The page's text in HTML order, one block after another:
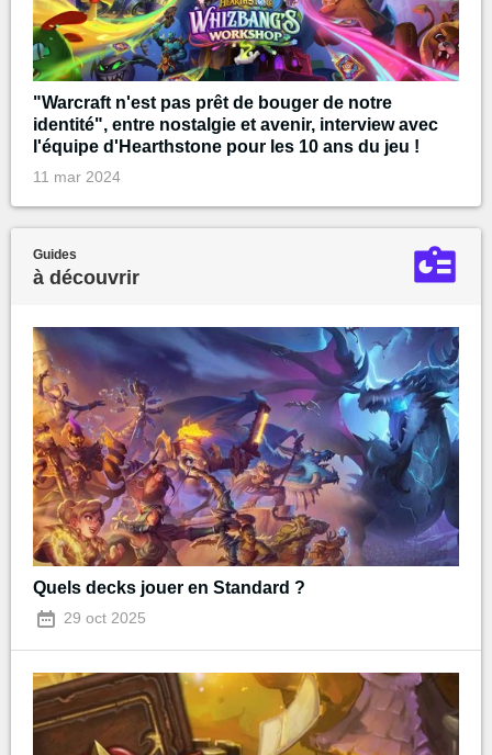
"Warcraft n'est pas prêt de bouger de notre
identité", entre nostalgie et avenir, interview avec
l'équipe d'Hearthstone pour les 10 ans du jeu !
11 mar 2024
Guides
à découvrir
Quels decks jouer en Standard ?
29 oct 2025